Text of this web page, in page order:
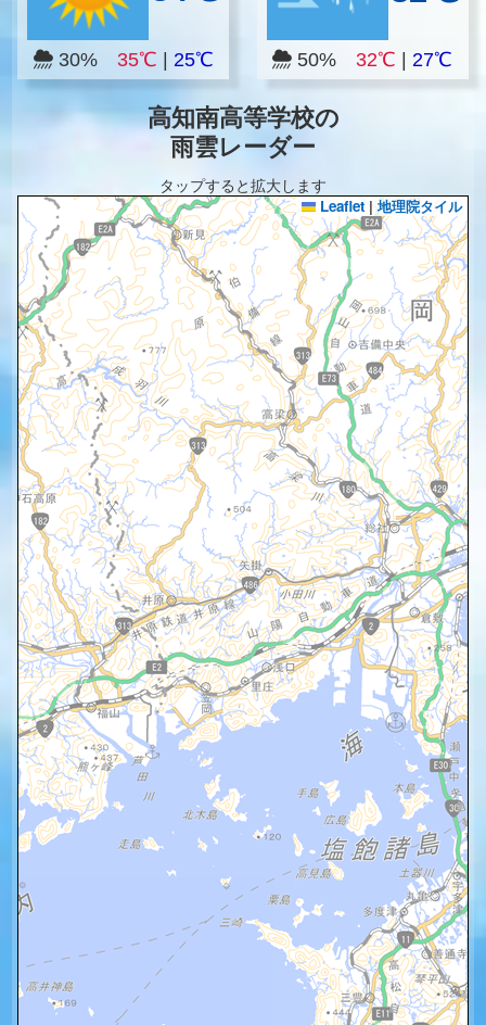
30% 35℃ 25℃ 50%32℃ |27℃
高知南高等学校の
雨雲レーダー
タップすると拡大します
Leaflet | 地理院タイル